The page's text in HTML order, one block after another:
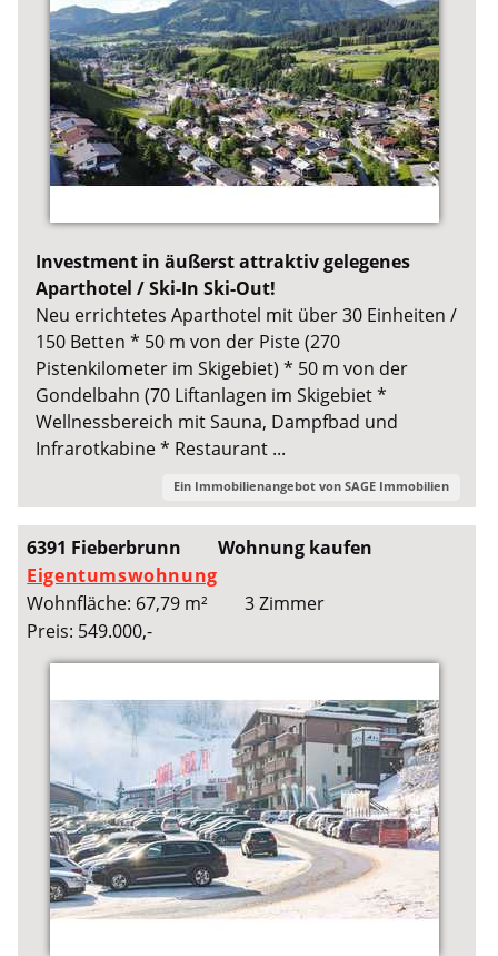
Investment in äußerst attraktiv gelegenes
Aparthotel / Ski-In Ski-Out!
Neu errichtetes Aparthotel mit über 30 Einheiten /
150 Betten * 50 m von der Piste (270
Pistenkilometer im Skigebiet) * 50 m von der
Gondelbahn (70 Liftanlagen im Skigebiet *
Wellnessbereich mit Sauna, Dampfbad und
Infrarotkabine * Restaurant ...
Ein Immobilienangebot von SAGE Immobilien
6391 Fieberbrunn
Wohnung kaufen
Eigentumswohnung
Wohnfläche: 67,79 m²
3 Zimmer
Preis: 549.000,-